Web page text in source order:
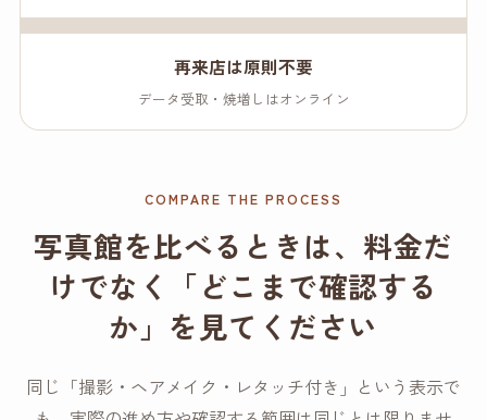
再来店は原則不要
データ受取・焼増しはオンライン
COMPARE THE PROCESS
写真館を比べるときは、料金だ
けでなく「どこまで確認する
か」を見てください
同じ「撮影・ヘアメイク・レタッチ付き」という表示で